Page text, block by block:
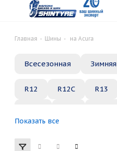
Главная - Шины - на Acura
Всесезонная Зимняя
R12 R12C R13
Показать все